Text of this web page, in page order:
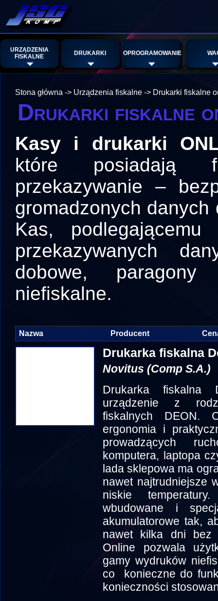
URZĄDZENIA
FISKALNE
DRUKARKI OPROGRAMOWANIE
Stona główna -> Urządzenia fiskalne -> Drukarki fiskalne
Drukarki fiskalne
Kasy i drukarki
które posiadają
przekazywanie –
gromadzonych
Kas,
przekazywanych
dobowe,
niefiskalne.
Nazwa Producent
Drukarka fiskalna
Novitus (Comp S.A.)
Drukarka fiskalna
urządzenie z
fiskalnych DEON.
ergonomia i
prowadzących
komputera, laptopa
lada sklepowa ma
nawet najtrudniejsze
niskie
wbudowane i
akumulatorowe tak,
nawet kilka dni bez
Online pozwala
gamy wydruków
co konieczne do
konieczności